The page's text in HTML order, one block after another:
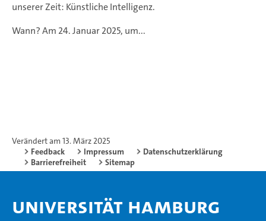
unserer Zeit: Künstliche Intelligenz.
Wann? Am 24. Januar 2025, um...
Verändert am 13. März 2025
Feedback
Impressum
Datenschutzerklärung
Barrierefreiheit
Sitemap
Universität Hamburg